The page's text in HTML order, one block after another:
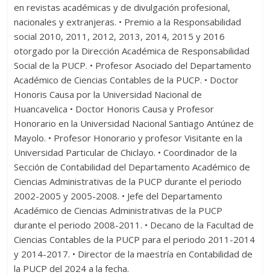
en revistas académicas y de divulgación profesional,
nacionales y extranjeras. • Premio a la Responsabilidad
social 2010, 2011, 2012, 2013, 2014, 2015 y 2016
otorgado por la Dirección Académica de Responsabilidad
Social de la PUCP. • Profesor Asociado del Departamento
Académico de Ciencias Contables de la PUCP. • Doctor
Honoris Causa por la Universidad Nacional de
Huancavelica • Doctor Honoris Causa y Profesor
Honorario en la Universidad Nacional Santiago Antúnez de
Mayolo. • Profesor Honorario y profesor Visitante en la
Universidad Particular de Chiclayo. • Coordinador de la
Sección de Contabilidad del Departamento Académico de
Ciencias Administrativas de la PUCP durante el periodo
2002-2005 y 2005-2008. • Jefe del Departamento
Académico de Ciencias Administrativas de la PUCP
durante el periodo 2008-2011. • Decano de la Facultad de
Ciencias Contables de la PUCP para el periodo 2011-2014
y 2014-2017. • Director de la maestría en Contabilidad de
la PUCP del 2024 a la fecha.